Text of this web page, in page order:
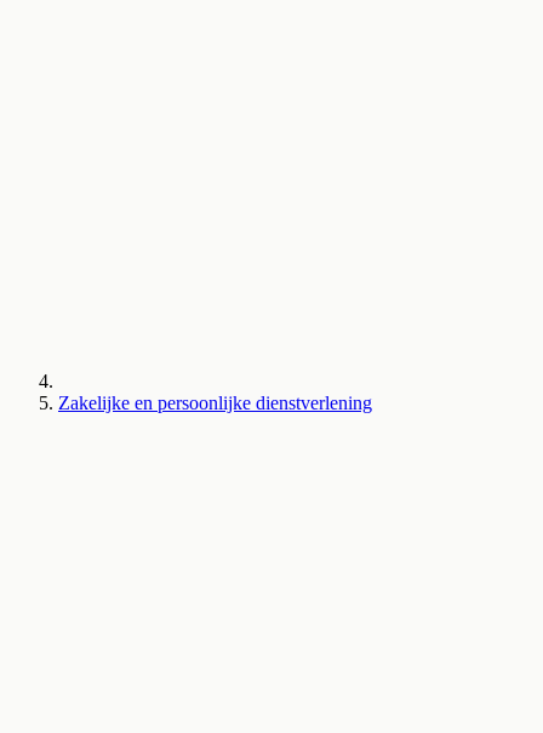
Zakelijke en persoonlijke dienstverlening